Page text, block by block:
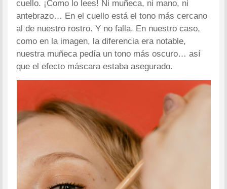
cuello. ¡Como lo lees! Ni muñeca, ni mano, ni
antebrazo… En el cuello está el tono más cercano
al de nuestro rostro. Y no falla. En nuestro caso,
como en la imagen, la diferencia era notable,
nuestra muñeca pedía un tono más oscuro… así
que el efecto máscara estaba asegurado.